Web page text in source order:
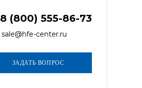
8 (800) 555-86-73
sale@hfe-center.ru